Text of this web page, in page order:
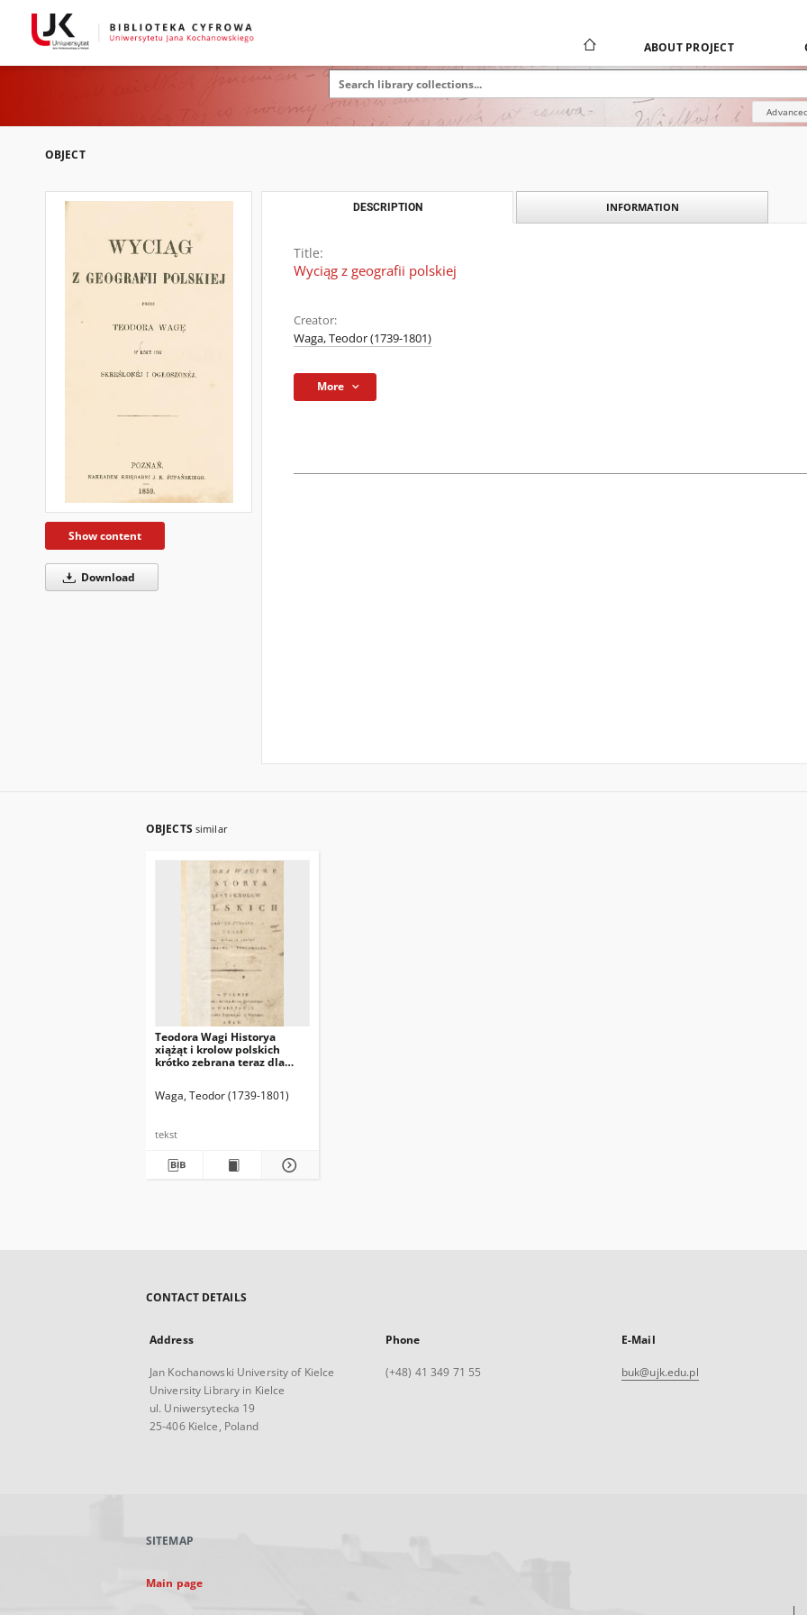
ABOUT PROJECT
OBJECT
Show content
Download
DESCRIPTION INFORMATION
Title:
Wyciąg z geografii polskiej
Creator:
Waga, Teodor (1739-1801)
More
OBJECTS similar
Teodora Wagi Historya
xiążąt i krolow polskich
krótko zebrana teraz dla
Waga, Teodor (1739-1801)
tekst
CONTACT DETAILS
Address
Jan Kochanowski University of Kielce
University Library in Kielce
ul. Uniwersytecka 19
25-406 Kielce, Poland
Phone
(+48) 41 349 71 55
E-Mail
buk@ujk.edu.pl
SITEMAP
Main page